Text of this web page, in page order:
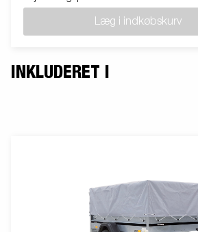
Læg i indkøbskurv
INKLUDERET I